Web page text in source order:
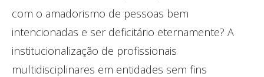
com o amadorismo de pessoas bem
intencionadas e ser deficitário eternamente? A
institucionalização de profissionais
multidisciplinares em entidades sem fins